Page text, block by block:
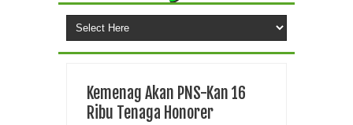
Kemenag Akan PNS-Kan 16
Ribu Tenaga Honorer